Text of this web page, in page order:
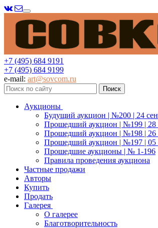
Меню
+7 (495) 684 9191
+7 (495) 684 9199
e-mail: art@sovcom.ru
Аукционы
Будущий аукцион | №200 | 24
Прошедший аукцион | №199 | 28
Прошедший аукцион | №198 | 26
Прошедший аукцион | №197 | 05
Прошедшие аукционы | № 1-196
Правила проведения аукциона
Частные продажи
Авторы
Купить
Продать
Галерея
О галерее
Благотворительность